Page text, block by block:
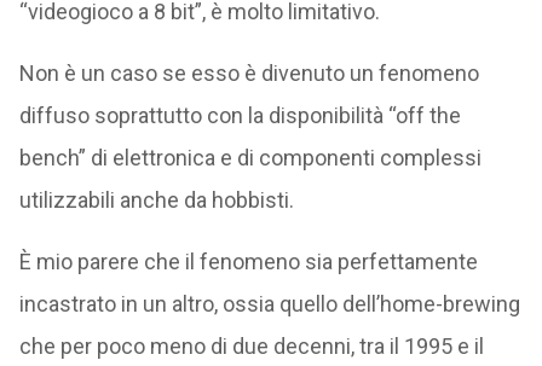
“videogioco a 8 bit”, è molto limitativo.
Non è un caso se esso è divenuto un fenomeno
diffuso soprattutto con la disponibilità “off the
bench” di elettronica e di componenti complessi
utilizzabili anche da hobbisti.
È mio parere che il fenomeno sia perfettamente
incastrato in un altro, ossia quello dell’home-brewing
che per poco meno di due decenni, tra il 1995 e il